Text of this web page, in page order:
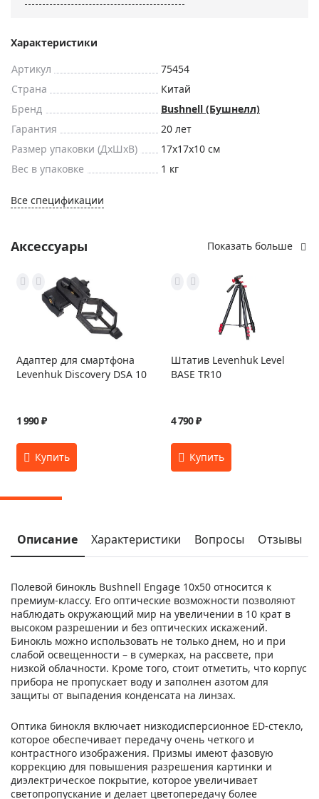
Характеристики
Артикул
75454
Страна
Китай
Бренд
Bushnell (Бушнелл)
Гарантия
20 лет
Размер упаковки (ДxШxВ)
17x17x10 см
Вес в упаковке
1 кг
Все спецификации
Аксессуары Показать больше
Адаптер для смартфона
Levenhuk Discovery DSA 10
1 990 ₽
Штатив Levenhuk Level
BASE TR10
4 790 ₽
Описание Характеристики Вопросы Отзывы
Полевой бинокль Bushnell Engage 10x50 относится к
премиум-классу. Его оптические возможности позволяют
наблюдать окружающий мир на увеличении в 10 крат в
высоком разрешении и без оптических искажений.
Бинокль можно использовать не только днем, но и при
слабой освещенности – в сумерках, на рассвете, при
низкой облачности. Кроме того, стоит отметить, что корпус
прибора не пропускает воду и заполнен азотом для
защиты от выпадения конденсата на линзах.
Оптика бинокля включает низкодисперсионное ED-стекло,
которое обеспечивает передачу очень четкого и
контрастного изображения. Призмы имеют фазовую
коррекцию для повышения разрешения картинки и
диэлектрическое покрытие, которое увеличивает
светопропускание и делает цветопередачу более